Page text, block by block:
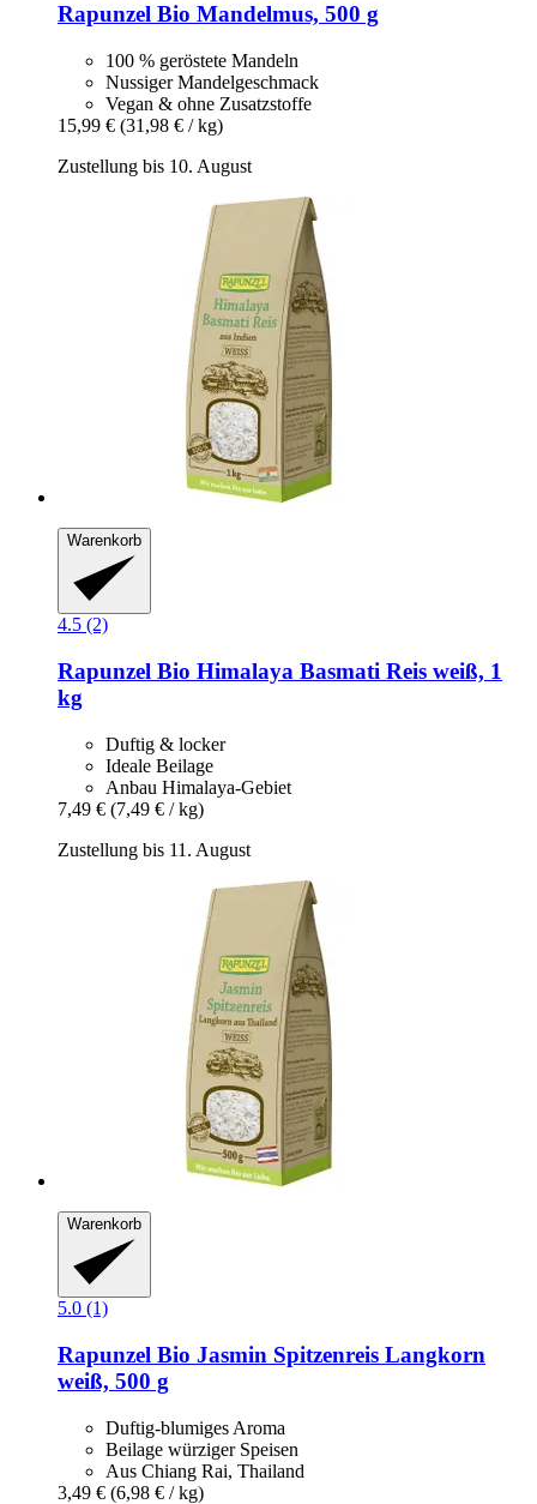
Rapunzel Bio Mandelmus, 500 g
100 % geröstete Mandeln
Nussiger Mandelgeschmack
Vegan & ohne Zusatzstoffe
15,99 € (31,98 € / kg)
Zustellung bis 10. August
Warenkorb
4.5 (2)
Rapunzel Bio Himalaya Basmati Reis weiß, 1
kg
Duftig & locker
Ideale Beilage
Anbau Himalaya-Gebiet
7,49 € (7,49 € / kg)
Zustellung bis 11. August
Warenkorb
5.0 (1)
Rapunzel Bio Jasmin Spitzenreis Langkorn
weiß, 500 g
Duftig-blumiges Aroma
Beilage würziger Speisen
Aus Chiang Rai, Thailand
3,49 € (6,98 € / kg)